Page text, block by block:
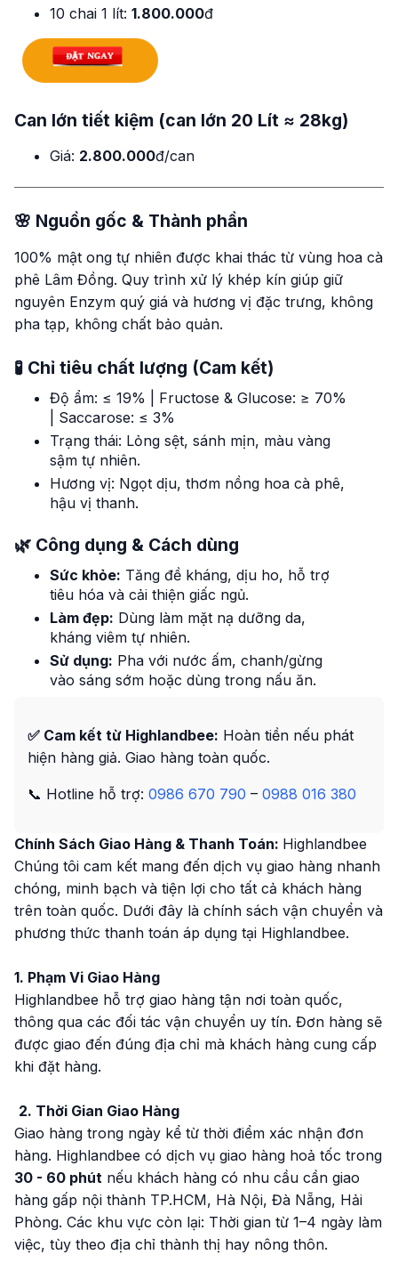
10 chai 1 lít: 1.800.000đ
Can lớn tiết kiệm (can lớn 20 Lít ≈ 28kg)
Giá: 2.800.000đ/can
🌸 Nguồn gốc & Thành phần
100% mật ong tự nhiên được khai thác từ vùng hoa cà
phê Lâm Đồng. Quy trình xử lý khép kín giúp giữ
nguyên Enzym quý giá và hương vị đặc trưng, không
pha tạp, không chất bảo quản.
🧪 Chỉ tiêu chất lượng (Cam kết)
Độ ẩm: ≤ 19% | Fructose & Glucose: ≥ 70%
| Saccarose: ≤ 3%
Trạng thái: Lỏng sệt, sánh mịn, màu vàng
sậm tự nhiên.
Hương vị: Ngọt dịu, thơm nồng hoa cà phê,
hậu vị thanh.
🌿 Công dụng & Cách dùng
Sức khỏe: Tăng đề kháng, dịu ho, hỗ trợ
tiêu hóa và cải thiện giấc ngủ.
Làm đẹp: Dùng làm mặt nạ dưỡng da,
kháng viêm tự nhiên.
Sử dụng: Pha với nước ấm, chanh/gừng
vào sáng sớm hoặc dùng trong nấu ăn.
✅ Cam kết từ Highlandbee: Hoàn tiền nếu phát
hiện hàng giả. Giao hàng toàn quốc.
📞 Hotline hỗ trợ: 0986 670 790 – 0988 016 380
Chính Sách Giao Hàng & Thanh Toán: Highlandbee
Chúng tôi cam kết mang đến dịch vụ giao hàng nhanh
chóng, minh bạch và tiện lợi cho tất cả khách hàng
trên toàn quốc. Dưới đây là chính sách vận chuyển và
phương thức thanh toán áp dụng tại Highlandbee.
1. Phạm Vi Giao Hàng
Highlandbee hỗ trợ giao hàng tận nơi toàn quốc,
thông qua các đối tác vận chuyển uy tín. Đơn hàng sẽ
được giao đến đúng địa chỉ mà khách hàng cung cấp
khi đặt hàng.
2. Thời Gian Giao Hàng
Giao hàng trong ngày kể từ thời điểm xác nhận đơn
hàng. Highlandbee có dịch vụ giao hàng hoả tốc trong
30 - 60 phút nếu khách hàng có nhu cầu cần giao
hàng gấp nội thành TP.HCM, Hà Nội, Đà Nẵng, Hải
Phòng. Các khu vực còn lại: Thời gian từ 1–4 ngày làm
việc, tùy theo địa chỉ thành thị hay nông thôn.